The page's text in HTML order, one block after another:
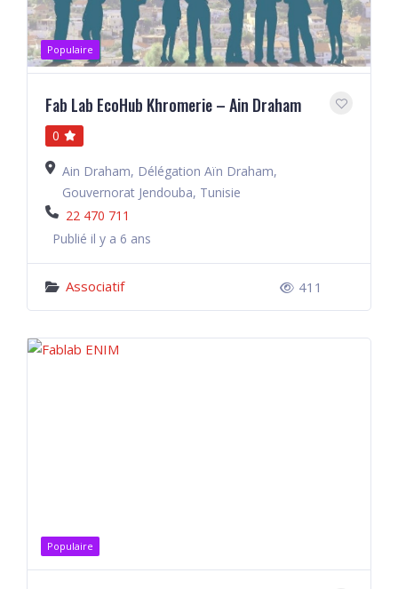
Populaire
Fab Lab EcoHub Khromerie – Ain Draham
0
Ain Draham, Délégation Aïn Draham,
Gouvernorat Jendouba, Tunisie
22 470 711
Publié il y a 6 ans
Associatif 411
Populaire